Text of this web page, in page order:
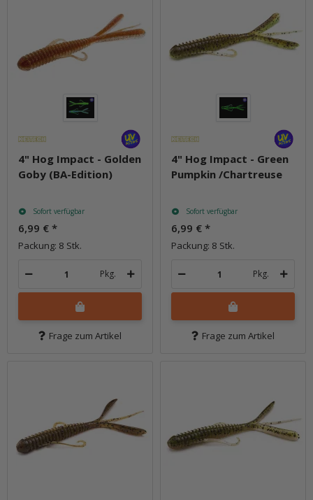
4" Hog Impact - Golden
Goby (BA-Edition)
Sofort verfügbar
6,99 € *
Packung: 8 Stk.
Pkg.
Frage zum Artikel
4" Hog Impact - Green
Pumpkin /Chartreuse
Sofort verfügbar
6,99 € *
Packung: 8 Stk.
Pkg.
Frage zum Artikel